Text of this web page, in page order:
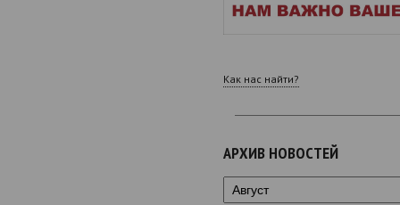
Как нас найти?
АРХИВ НОВОСТЕЙ